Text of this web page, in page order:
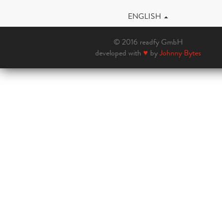
ENGLISH
© 2016 readfy GmbH
developed with ♥ byJohnny Bytes